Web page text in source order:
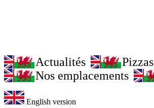
Actualités Pizzas
Nos emplacements
English version